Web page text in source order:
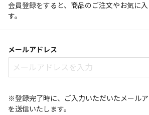
会員登録をすると、商品のご注文やお気に
す。
メールアドレス
※登録完了時に、ご入力いただいたメール
を送信いたします。